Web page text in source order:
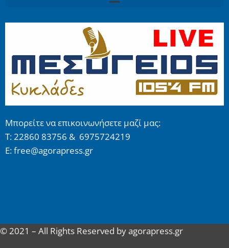
Μπορείτε να επικοινωνήσετε μαζί μας:
Τ: 22860 83756 & 6975724219
E: free@agorapress.gr
© 2021 – All Rights Reserved by agorapress.gr